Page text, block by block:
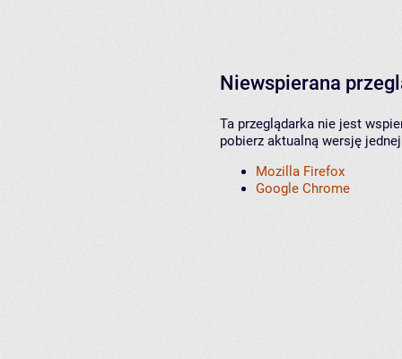
Niewspierana
Ta przeglądarka nie jest
pobierz aktualną wersję
Mozilla Firefox
Google Chrome